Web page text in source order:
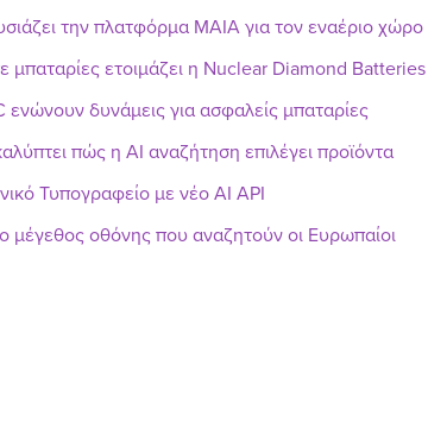
την πλατφόρμα MAIA για τον εναέριο χώρο
μπαταρίες ετοιμάζει η Nuclear Diamond Batteries
ενώνουν δυνάμεις για ασφαλείς μπαταρίες
πώς η AI αναζήτηση επιλέγει προϊόντα
Τυπογραφείο με νέο AI API
μέγεθος οθόνης που αναζητούν οι Ευρωπαίοι